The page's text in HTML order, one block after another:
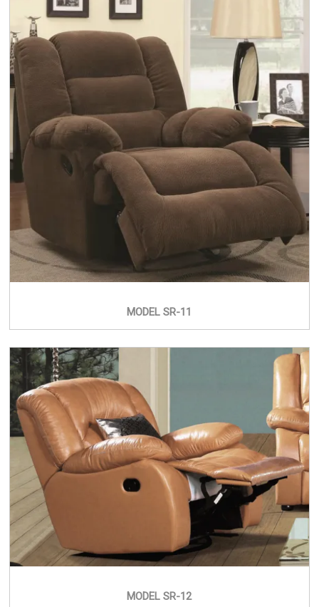
MODEL SR-11
MODEL SR-12